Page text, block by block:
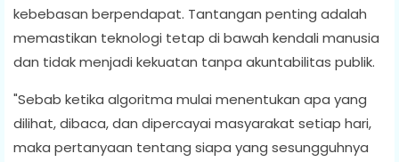
kebebasan berpendapat. Tantangan penting adalah
memastikan teknologi tetap di bawah kendali manusia
dan tidak menjadi kekuatan tanpa akuntabilitas publik.
"Sebab ketika algoritma mulai menentukan apa yang
dilihat, dibaca, dan dipercayai masyarakat setiap hari,
maka pertanyaan tentang siapa yang sesungguhnya